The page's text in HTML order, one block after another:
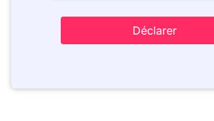
Déclarer